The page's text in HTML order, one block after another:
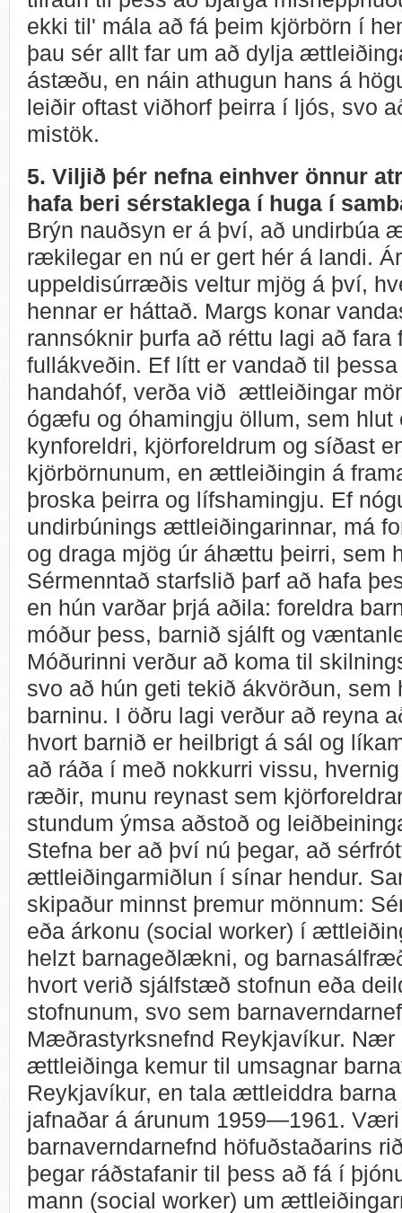
ekki til' mála að fá þeim kjörbörn í
þau sér allt far um að dylja
ástæðu, en náin athugun hans á
leiðir oftast viðhorf þeirra í ljós, svo
mistök.
5. Viljið þér nefna einhver önnur
hafa beri sérstaklega í huga í
Brýn nauðsyn er á því, að undirbúa
rækilegar en nú er gert hér á landi.
uppeldisúrræðis veltur mjög á því,
hennar er háttað. Margs konar
rannsóknir þurfa að réttu lagi að fara
fullákveðin. Ef lítt er vandað til
handahóf, verða við ættleiðingar
ógæfu og óhamingju öllum, sem hlut
kynforeldri, kjörforeldrum og síðast
kjörbörnunum, en ættleiðingin á
þroska þeirra og lífshamingju. Ef
undirbúnings ættleiðingarinnar, má
og draga mjög úr áhættu þeirri, sem
Sérmenntað starfslið þarf að hafa
en hún varðar þrjá aðila: foreldra
móður þess, barnið sjálft og
Móðurinni verður að koma til
svo að hún geti tekið ákvörðun,
barninu. I öðru lagi verður að reyna
hvort barnið er heilbrigt á sál og
að ráða í með nokkurri vissu,
ræðir, munu reynast sem
stundum ýmsa aðstoð og
Stefna ber að því nú þegar, að
ættleiðingarmiðlun í sínar hendur.
skipaður minnst þremur mönnum:
eða árkonu (social worker) í
helzt barnageðlækni, og
hvort verið sjálfstæð stofnun eða
stofnunum, svo sem
Mæðrastyrksnefnd Reykjavíkur. Nær
ættleiðinga kemur til umsagnar
Reykjavíkur, en tala ættleiddra
jafnaðar á árunum 1959—1961.
barnaverndarnefnd höfuðstaðarins
þegar ráðstafanir til þess að fá í
mann (social worker) um